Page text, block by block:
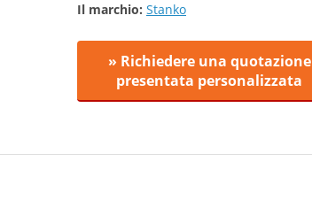
Il marchio: Stanko
» Richiedere una quotazione
presentata personalizzata